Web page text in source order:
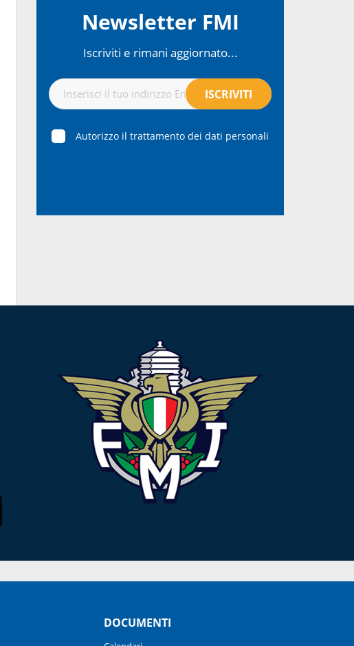
Newsletter FMI
Iscriviti e rimani aggiornato...
Autorizzo il trattamento dei dati personali
DOCUMENTI